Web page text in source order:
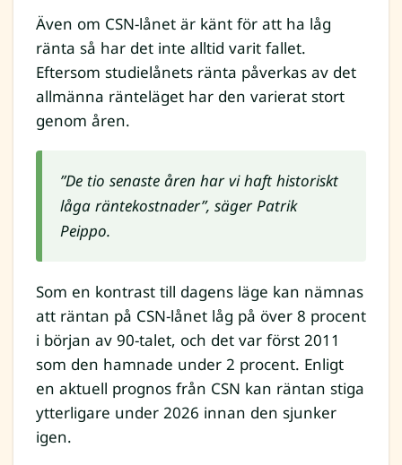
Även om CSN-lånet är känt för att ha låg
ränta så har det inte alltid varit fallet.
Eftersom studielånets ränta påverkas av det
allmänna ränteläget har den varierat stort
genom åren.
”De tio senaste åren har vi haft historiskt
låga räntekostnader”, säger Patrik
Peippo.
Som en kontrast till dagens läge kan nämnas
att räntan på CSN-lånet låg på över 8 procent
i början av 90-talet, och det var först 2011
som den hamnade under 2 procent. Enligt
en aktuell prognos från CSN kan räntan stiga
ytterligare under 2026 innan den sjunker
igen.